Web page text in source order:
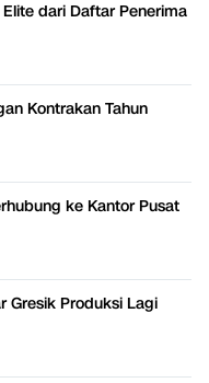
dari Daftar Penerima
Kontrakan Tahun
ke Kantor Pusat
Gresik Produksi Lagi